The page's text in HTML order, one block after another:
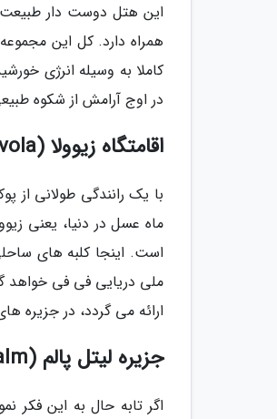
این هتل دوست دار طبیعت
کاملا به وسیله انرژی
در اوج آرامش از شکوه
اقامتگاه زیوولا (Zeavola)
با یک رانندگی طولانی از
است. اینجا کلبه های
ملی دریایی فی فی خواهد
ارائه می گردد، در جزیره
جزیره لیتل پالم (Little Palm)
اگر تابه حال به این فکر